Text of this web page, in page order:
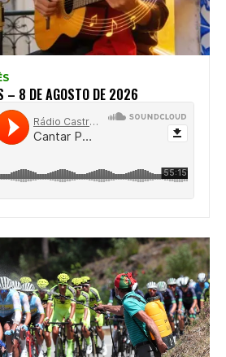
– 8 DE AGOSTO DE 2026